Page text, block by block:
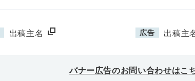
出稿主名 広告 出稿主
バナー広告のお問い合わせはこ